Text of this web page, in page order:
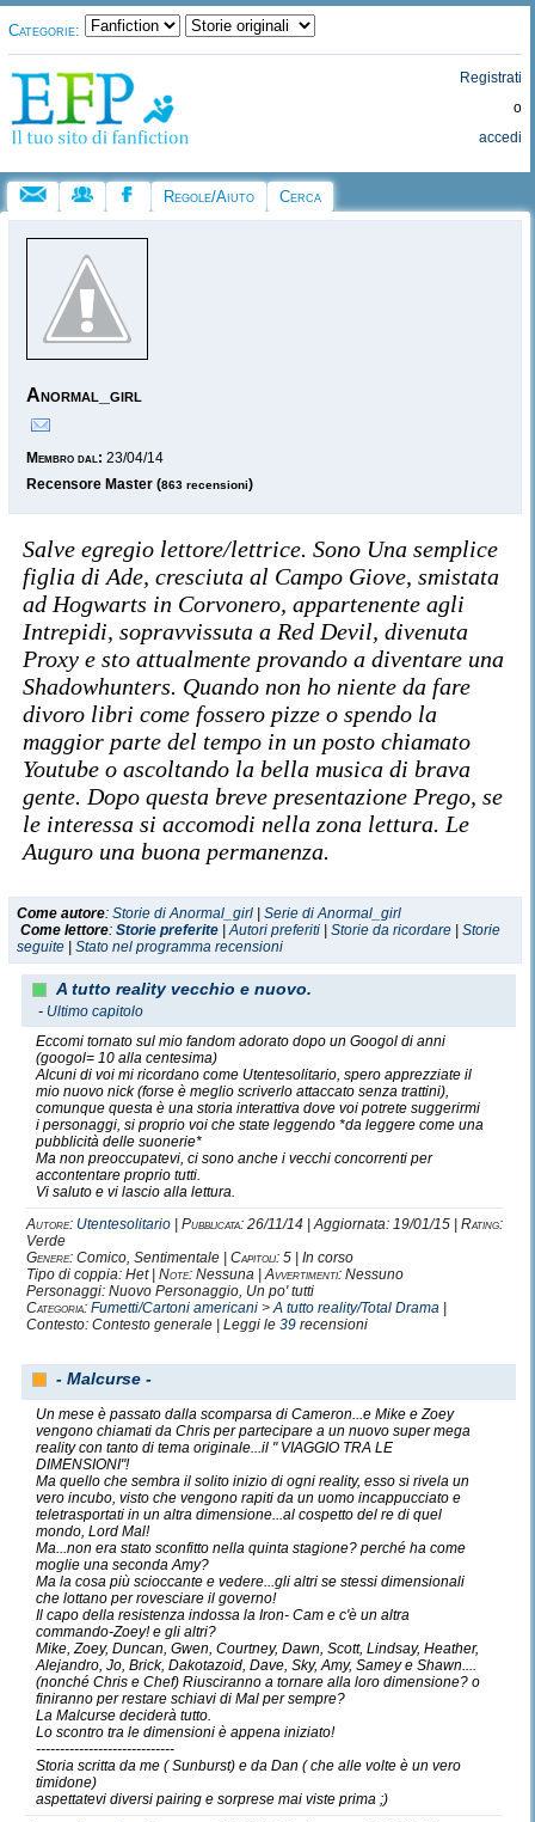
Categorie:
Registrati
o
accedi
Regole/Aiuto Cerca
Anormal_girl
Membro dal: 23/04/14
Recensore Master (863 recensioni)
Salve egregio lettore/lettrice. Sono Una semplice
figlia di Ade, cresciuta al Campo Giove, smistata
ad Hogwarts in Corvonero, appartenente agli
Intrepidi, sopravvissuta a Red Devil, divenuta
Proxy e sto attualmente provando a diventare una
Shadowhunters. Quando non ho niente da fare
divoro libri come fossero pizze o spendo la
maggior parte del tempo in un posto chiamato
Youtube o ascoltando la bella musica di brava
gente. Dopo questa breve presentazione Prego, se
le interessa si accomodi nella zona lettura. Le
Auguro una buona permanenza.
Come autore: Storie di Anormal_girl
Serie di Anormal_girl
Come lettore: Storie preferite |Autori preferiti Storie da ricordare
Storie
seguite
Stato nel programma recensioni
A tutto reality vecchio e nuovo.
- Ultimo capitolo
Eccomi tornato sul mio fandom adorato dopo un Googol di anni
(googol= 10 alla centesima)
Alcuni di voi mi ricordano come Utentesolitario, spero apprezziate il
mio nuovo nick (forse è meglio scriverlo attaccato senza trattini),
comunque questa è una storia interattiva dove voi potrete suggerirmi
i personaggi, si proprio voi che state leggendo *da leggere come una
pubblicità delle suonerie*
Ma non preoccupatevi, ci sono anche i vecchi concorrenti per
accontentare proprio tutti.
Vi saluto e vi lascio alla lettura.
Autore: Utentesolitario Pubblicata: 26/11/14 | Aggiornata: 19/01/15 | Rating:
Verde
Genere: Comico, Sentimentale | Capitoli: 5 | In corso
Tipo di coppia: Het | Note: Nessuna |Avvertimenti: Nessuno
Personaggi: Nuovo Personaggio, Un po' tutti
Categoria: Fumetti/Cartoni americani >A tutto reality/Total Drama
Contesto: Contesto generale | Leggi le 39 recensioni
- Malcurse -
Un mese è passato dalla scomparsa di Cameron...e Mike e Zoey
vengono chiamati da Chris per partecipare a un nuovo super mega
reality con tanto di tema originale...il " VIAGGIO TRA LE
DIMENSIONI"!
Ma quello che sembra il solito inizio di ogni reality, esso si rivela un
vero incubo, visto che vengono rapiti da un uomo incappucciato e
teletrasportati in un altra dimensione...al cospetto del re di quel
mondo, Lord Mal!
Ma...non era stato sconfitto nella quinta stagione? perché ha come
moglie una seconda Amy?
Ma la cosa più scioccante e vedere...gli altri se stessi dimensionali
che lottano per rovesciare il governo!
Il capo della resistenza indossa la Iron- Cam e c'è un altra
commando-Zoey! e gli altri?
Mike, Zoey, Duncan, Gwen, Courtney, Dawn, Scott, Lindsay, Heather,
Alejandro, Jo, Brick, Dakotazoid, Dave, Sky, Amy, Samey e Shawn....
(nonché Chris e Chef) Riusciranno a tornare alla loro dimensione? o
finiranno per restare schiavi di Mal per sempre?
La Malcurse deciderà tutto.
Lo scontro tra le dimensioni è appena iniziato!
-----------------------------
Storia scritta da me ( Sunburst) e da Dan ( che alle volte è un vero
timidone)
aspettatevi diversi pairing e sorprese mai viste prima ;)